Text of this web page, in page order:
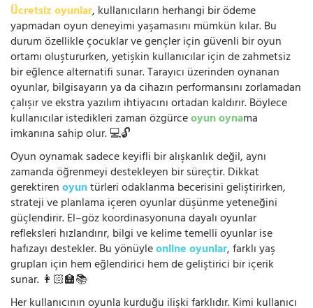
Ücretsiz oyunlar, kullanıcıların herhangi bir ödeme
yapmadan oyun deneyimi yaşamasını mümkün kılar. Bu
durum özellikle çocuklar ve gençler için güvenli bir oyun
ortamı oluştururken, yetişkin kullanıcılar için de zahmetsiz
bir eğlence alternatifi sunar. Tarayıcı üzerinden oynanan
oyunlar, bilgisayarın ya da cihazın performansını zorlamadan
çalışır ve ekstra yazılım ihtiyacını ortadan kaldırır. Böylece
kullanıcılar istedikleri zaman özgürceoyun oynama
imkanına sahip olur. 💻🔓
Oyun oynamak sadece keyifli bir alışkanlık değil, aynı
zamanda öğrenmeyi destekleyen bir süreçtir. Dikkat
gerektirenoyuntürleri odaklanma becerisini geliştirirken,
strateji ve planlama içeren oyunlar düşünme yeteneğini
güçlendirir. El–göz koordinasyonuna dayalı oyunlar
refleksleri hızlandırır, bilgi ve kelime temelli oyunlar ise
hafızayı destekler. Bu yönüyleonline oyunlar, farklı yaş
grupları için hem eğlendirici hem de geliştirici bir içerik
sunar. 👩🏻‍🏫📚
Her kullanıcının oyunla kurduğu ilişki farklıdır. Kimi kullanıcı